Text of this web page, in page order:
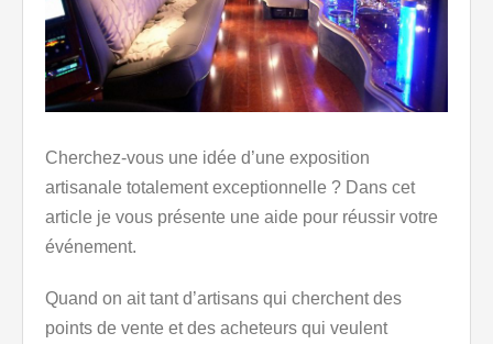
Cherchez-vous une idée d’une exposition
artisanale totalement exceptionnelle ? Dans cet
article je vous présente une aide pour réussir votre
événement.
Quand on ait tant d’artisans qui cherchent des
points de vente et des acheteurs qui veulent